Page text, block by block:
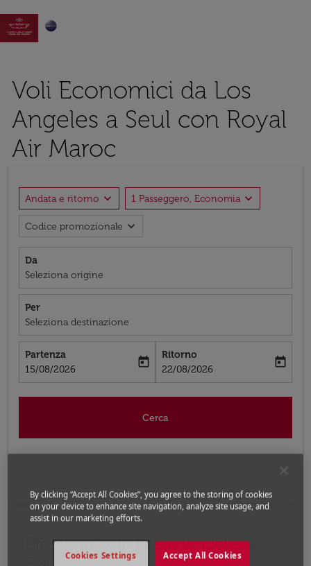

Voli Economici da Los
Angeles a Seul con Royal
Air Maroc
Andata e ritorno expand_more 1 Passeggero, Economia expand_more
Codice promozionale expand_more
Da
Seleziona origine
Per
Seleziona destinazione
Partenza
fc-booking-departure-date-aria-label
15/08/2026
today
Ritorno
fc-booking-return-date-aria-label
22/08/2026
today
Cerca
Home Voli Voli per Corea Voli Los Angeles - Seul
Prossimo voli da Los Angeles a
Prova ad aggiornare il tuo percorso (origine e/o
By clicking “Accept All Cookies”, you agree to the storing of cookies
on your device to enhance site navigation, analyze site usage, and
assist in our marketing efforts.
Accept All Cookies
Cookies Settings